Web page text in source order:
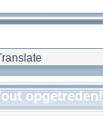
opgetreden!